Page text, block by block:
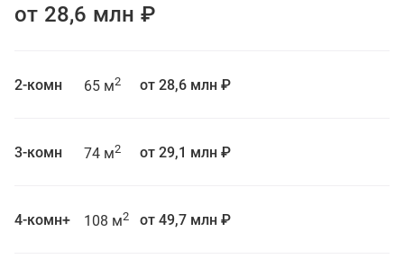
от 28,6 млн ₽
2-комн 65 м2 от 28,6 млн ₽
3-комн 74 м2 от 29,1 млн ₽
4-комн+ 108 м2 от 49,7 млн ₽